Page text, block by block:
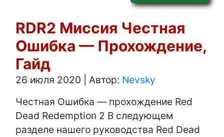
RDR2 Миссия Честная
Ошибка — Прохождение,
Гайд
26 июля 2020 Автор: Nevsky
Честная Ошибка — прохождение Red
Dead Redemption 2 В следующем
разделе нашего руководства Red Dead